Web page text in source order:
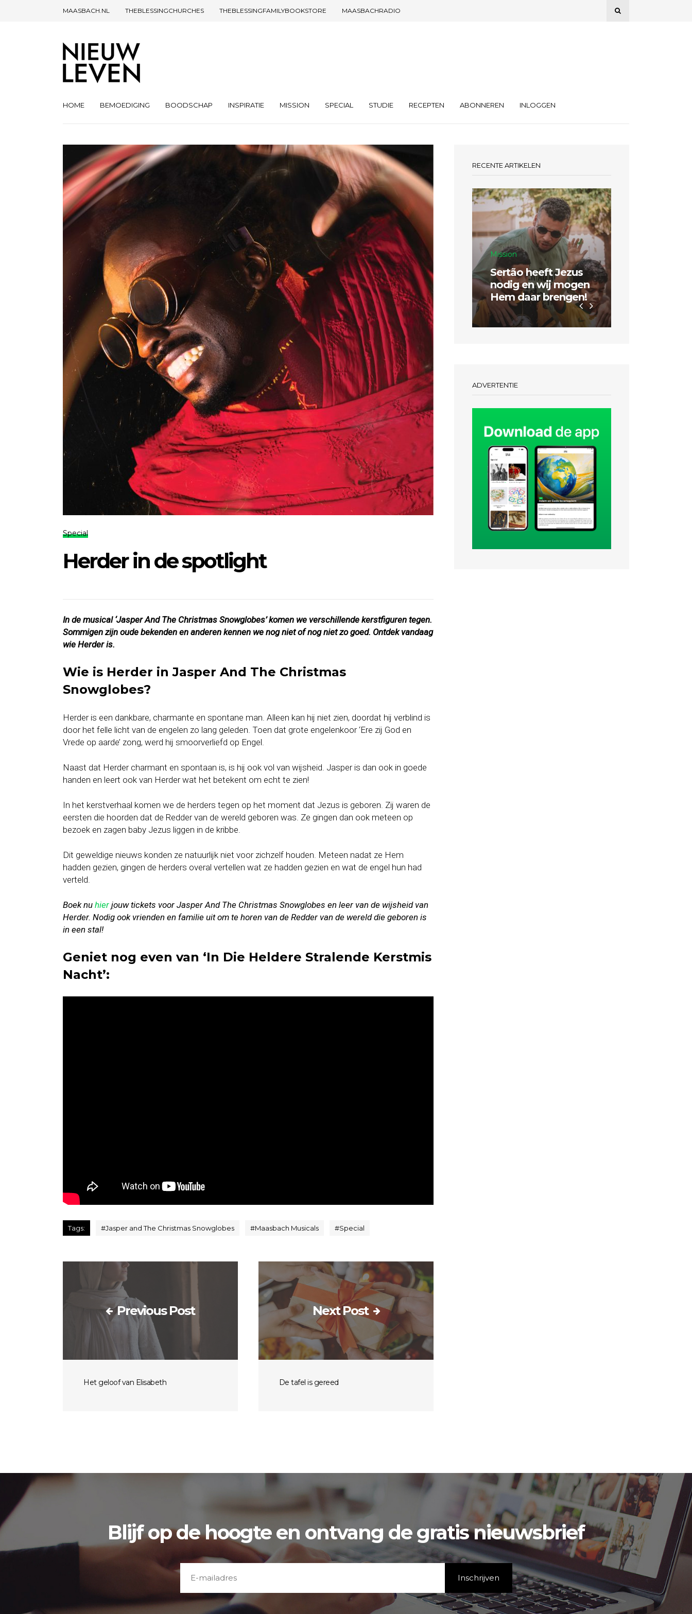
MAASBACH.NL THEBLESSINGCHURCHES THEBLESSINGFAMILYBOOKSTORE MAASBACHRADIO
HOME BEMOEDIGING BOODSCHAP INSPIRATIE MISSION SPECIAL STUDIE RECEPTEN ABONNEREN INLOGGEN
Special
Herder in de spotlight
In de musical ‘Jasper And The Christmas Snowglobes’ komen we verschillende kerstfiguren tegen.
Sommigen zijn oude bekenden en anderen kennen we nog niet of nog niet zo goed. Ontdek vandaag
wie Herder is.
Wie is Herder in Jasper And The Christmas
Snowglobes?
Herder is een dankbare, charmante en spontane man. Alleen kan hij niet zien, doordat hij verblind is
door het felle licht van de engelen zo lang geleden. Toen dat grote engelenkoor ‘Ere zij God en
Vrede op aarde’ zong, werd hij smoorverliefd op Engel.
Naast dat Herder charmant en spontaan is, is hij ook vol van wijsheid. Jasper is dan ook in goede
handen en leert ook van Herder wat het betekent om echt te zien!
In het kerstverhaal komen we de herders tegen op het moment dat Jezus is geboren. Zij waren de
eersten die hoorden dat de Redder van de wereld geboren was. Ze gingen dan ook meteen op
bezoek en zagen baby Jezus liggen in de kribbe.
Dit geweldige nieuws konden ze natuurlijk niet voor zichzelf houden. Meteen nadat ze Hem
hadden gezien, gingen de herders overal vertellen wat ze hadden gezien en wat de engel hun had
verteld.
Boek nu hier jouw tickets voor Jasper And The Christmas Snowglobes en leer van de wijsheid van
Herder. Nodig ook vrienden en familie uit om te horen van de Redder van de wereld die geboren is
in een stal!
Geniet nog even van ‘In Die Heldere Stralende Kerstmis
Nacht’:
Tags: #Jasper and The Christmas Snowglobes #Maasbach Musicals #Special
Previous Post
Het geloof van Elisabeth
Next Post
De tafel is gereed
RECENTE ARTIKELEN
Mission
Sertão heeft Jezus
nodig en wij mogen
Hem daar brengen!
ADVERTENTIE
Blijf op de hoogte en ontvang de gratis nieuwsbrief